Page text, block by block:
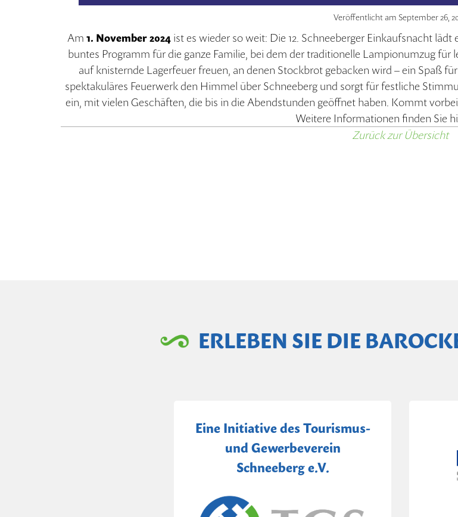
Veröffentlicht am September 26,
Am 1. November 2024 ist es wieder so weit: Die 12. Schneeberger Einkaufsnacht
buntes Programm für die ganze Familie, bei dem der traditionelle Lampionumzug
auf knisternde Lagerfeuer freuen, an denen Stockbrot gebacken wird – ein Spaß
spektakuläres Feuerwerk den Himmel über Schneeberg und sorgt für festliche
ein, mit vielen Geschäften, die bis in die Abendstunden geöffnet haben. Kommt
Weitere Informationen finden Sie
Zurück zur Übersicht
ERLEBEN SIE DIE
Eine Initiative des Tourismus-
und Gewerbeverein
Schneeberg e.V.